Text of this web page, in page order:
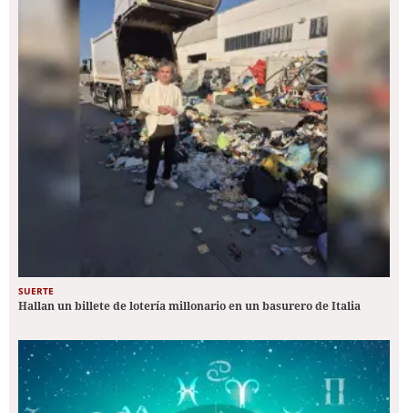
SUERTE
Hallan un billete de lotería millonario en un basurero de Italia